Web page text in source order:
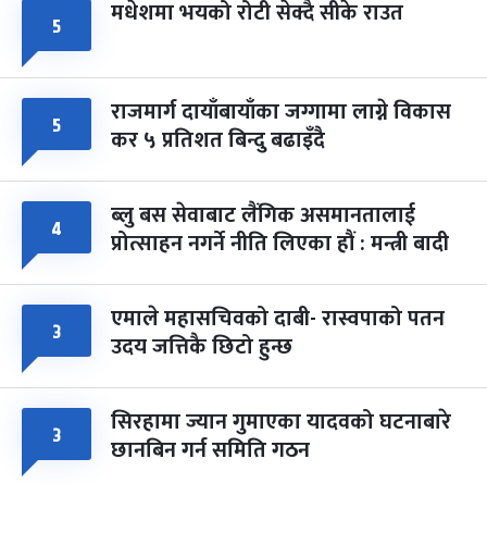
५ मधेशमा भयको रोटी सेक्दै सीके राउत
५ राजमार्ग दायाँबायाँका जग्गामा लाग्ने विकास
कर ५ प्रतिशत बिन्दु बढाइँदै
४ ब्लु बस सेवाबाट लैंगिक असमानतालाई
प्रोत्साहन नगर्ने नीति लिएका हौं : मन्त्री बादी
३ एमाले महासचिवको दाबी- रास्वपाको पतन
उदय जत्तिकै छिटो हुन्छ
३ सिरहामा ज्यान गुमाएका यादवको घटनाबारे
छानबिन गर्न समिति गठन